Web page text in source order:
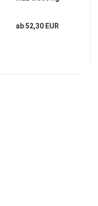
ab 52,30 EUR